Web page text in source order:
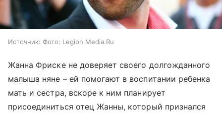
Источник: Фото: Legion Media.Ru
Жанна Фриске не доверяет своего долгожданного
малыша няне – ей помогают в воспитании ребенка
мать и сестра, вскоре к ним планирует
присоединиться отец Жанны, который признался